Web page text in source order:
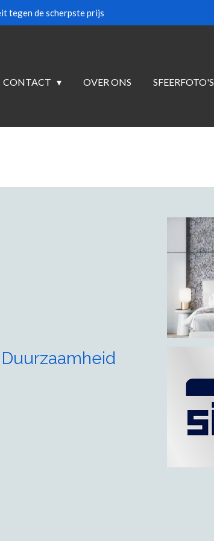
tegen de scherpste prijs
CONTACT OVER ONS SFEERFOTO'S